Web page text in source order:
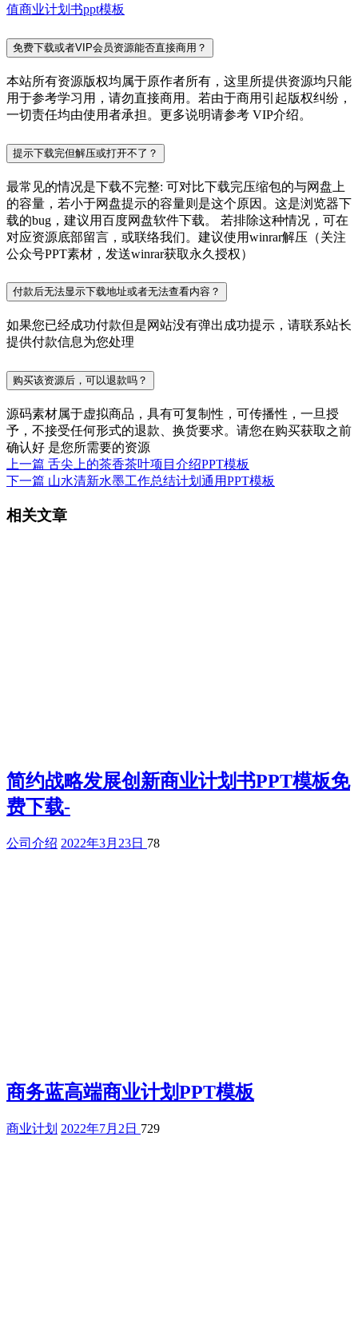
值商业计划书ppt模板
免费下载或者VIP会员资源能否直接商用？
本站所有资源版权均属于原作者所有，这里所提供资源均只能
用于参考学习用，请勿直接商用。若由于商用引起版权纠纷，
一切责任均由使用者承担。更多说明请参考 VIP介绍。
提示下载完但解压或打开不了？
最常见的情况是下载不完整: 可对比下载完压缩包的与网盘上
的容量，若小于网盘提示的容量则是这个原因。这是浏览器下
载的bug，建议用百度网盘软件下载。 若排除这种情况，可在
对应资源底部留言，或联络我们。建议使用winrar解压（关注
公众号PPT素材，发送winrar获取永久授权）
付款后无法显示下载地址或者无法查看内容？
如果您已经成功付款但是网站没有弹出成功提示，请联系站长
提供付款信息为您处理
购买该资源后，可以退款吗？
源码素材属于虚拟商品，具有可复制性，可传播性，一旦授
予，不接受任何形式的退款、换货要求。请您在购买获取之前
确认好 是您所需要的资源
上一篇 舌尖上的茶香茶叶项目介绍PPT模板
下一篇 山水清新水墨工作总结计划通用PPT模板
相关文章
简约战略发展创新商业计划书PPT模板免
费下载-
公司介绍 2022年3月23日 78
商务蓝高端商业计划PPT模板
商业计划 2022年7月2日 729